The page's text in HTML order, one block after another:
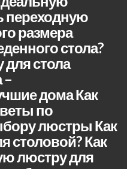
переходную
размера
стола?
стола
–
дома Как
по
люстры Как
столовой? Как
люстру для